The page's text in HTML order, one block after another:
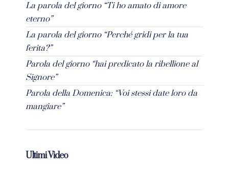
La parola del giorno “Ti ho amato di amore
eterno”
La parola del giorno “Perché gridi per la tua
ferita?”
Parola del giorno “hai predicato la ribellione al
Signore”
Parola della Domenica: “Voi stessi date loro da
mangiare”
Ultimi Video